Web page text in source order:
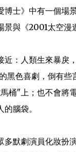
博士》中有一個
與《2001太空漫
近：人類生來暴
黑色喜劇，倒有
桶"上；也不會將
腦袋。
多默劇演員化妝